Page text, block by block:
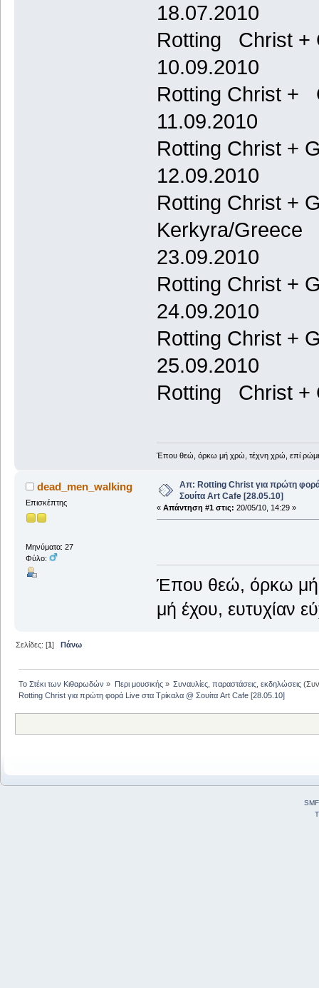
18.07.2010
Rotting Christ +
10.09.2010
Rotting Christ +
11.09.2010
Rotting Christ +
12.09.2010
Rotting Christ +
Kerkyra/Greece
23.09.2010
Rotting Christ +
24.09.2010
Rotting Christ +
25.09.2010
Rotting Christ +
Έπου θεώ, όρκω μή χρώ, τέχνη χρώ, επί ρώμη
dead_men_walking
Επισκέπτης
Μηνύματα: 27
Φύλο:
Απ: Rotting Christ για πρώτη
Σουίτα Art Cafe [28.05.10]
« Απάντηση #1 στις: 20/05/10, 14:29 »
Έπου θεώ, όρκω μή
μή έχου, ευτυχίαν
Σελίδες: [1]Πάνω
Το Στέκι των Κιθαρωδών » Περι μουσικής» Συναυλίες, παραστάσεις, εκδηλώσεις
Rotting Christ για πρώτη φορά Live στα Τρίκαλα @ Σουίτα Art Cafe [28.05.10]